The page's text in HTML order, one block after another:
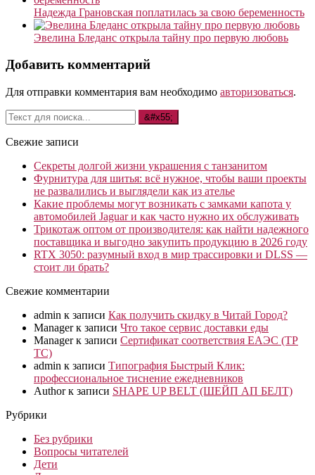
Надежда Грановская поплатилась за свою беременность
Эвелина Бледанс открыла тайну про первую любовь
Добавить комментарий
Для отправки комментария вам необходимо авторизоваться.
Свежие записи
Секреты долгой жизни украшения с танзанитом
Фурнитура для шитья: всё нужное, чтобы ваши проекты
не развалились и выглядели как из ателье
Какие проблемы могут возникать с замками капота у
автомобилей Jaguar и как часто нужно их обслуживать
Трикотаж оптом от производителя: как найти надежного
поставщика и выгодно закупить продукцию в 2026 году
RTX 3050: разумный вход в мир трассировки и DLSS —
стоит ли брать?
Свежие комментарии
admin к записи Как получить скидку в Читай Город?
Managerк записи Что такое сервис доставки еды
Managerк записи Сертификат соответствия ЕАЭС (ТР
ТС)
admin к записи Типография Быстрый Клик:
профессиональное тиснение ежедневников
Authorк записи SHAPE UP BELT (ШЕЙП АП БЕЛТ)
Рубрики
Без рубрики
Вопросы читателей
Дети